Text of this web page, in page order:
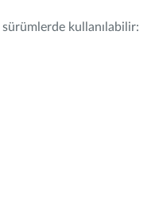
sürümlerde kullanılabilir: